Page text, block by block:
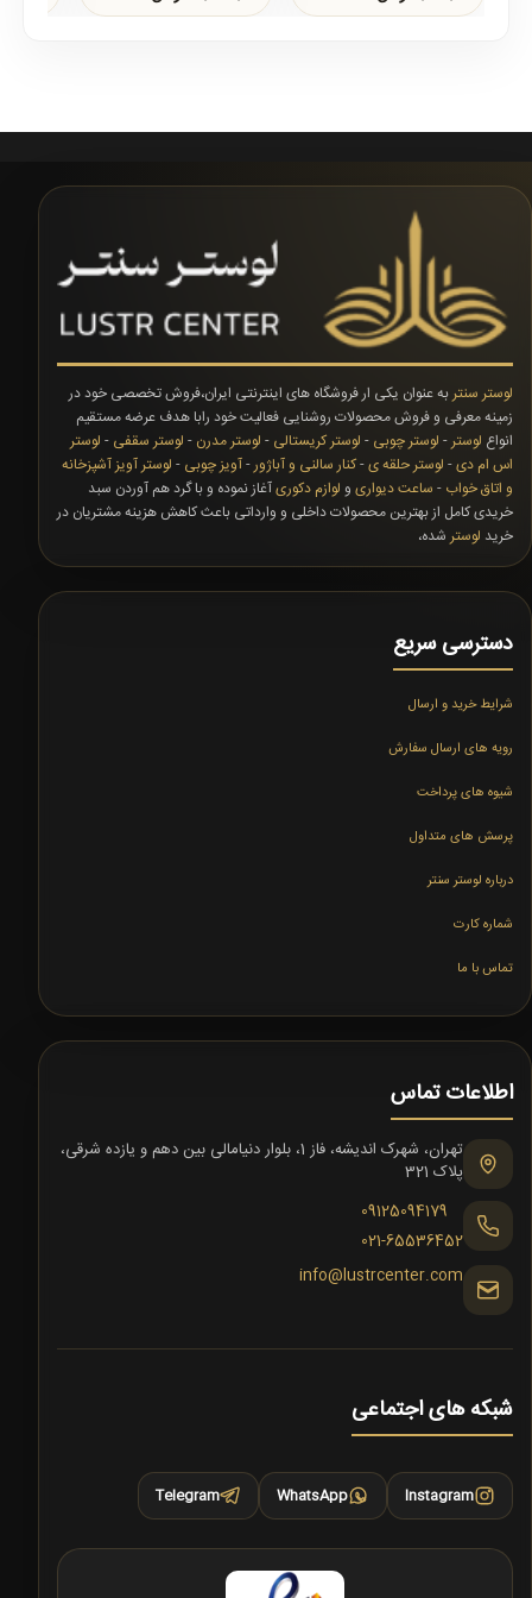
شمعیضمانت محصول12
شمعیضمانت محصول12
لوستر سنتر به عنوان یکی ار فروشگاه های اینترنتی ایران،فروش تخصصی خود در
زمینه معرفی و فروش محصولات روشنایی فعالیت خود رابا هدف عرضه مستقیم
انواع لوستر - لوستر چوبی - لوستر کریستالی - لوستر مدرن - لوستر سقفی - لوستر
اس ام دی- لوستر حلقه ی-کنار سالنی و آباژور-آویز چوبی - لوستر آویز آشپزخانه
و اتاق خواب - ساعت دیواری و لوازم دکوریآغاز نموده و با گرد هم آوردن سبد
خریدی کامل از بهترین محصولات داخلی و وارداتی باعث کاهش هزینه مشتریان در
خرید لوستر شده،
دسترسی سریع
شرایط خرید و ارسال
رویه های ارسال سفارش
شیوه های پرداخت
پرسش های متداول
درباره لوستر سنتر
شماره کارت
تماس با ما
اطلاعات تماس
تهران، شهرک اندیشه، فاز 1، بلوار دنیامالی بین دهم و یازده شرقی،
پلاک 321
09125094179
021-65536452
info@lustrcenter.com
شبکه های اجتماعی
Instagram
WhatsApp
Telegram